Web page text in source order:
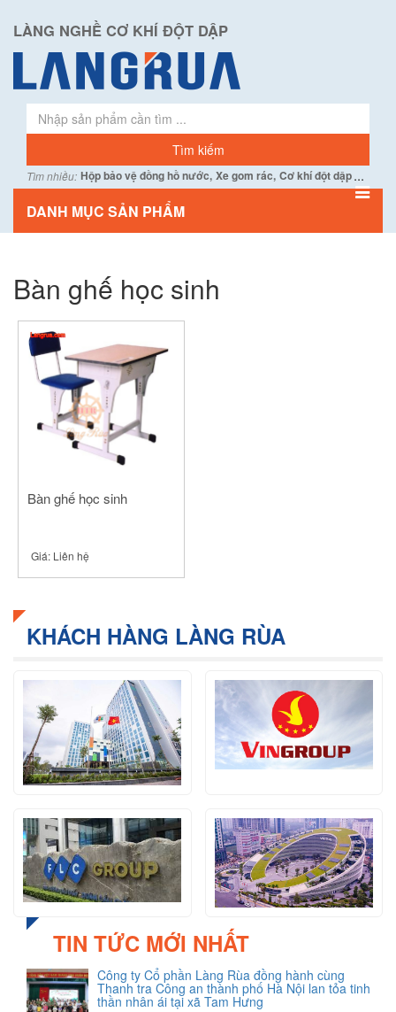
LÀNG NGHỀ CƠ KHÍ ĐỘT DẬP
Tìm nhiều: Hộp bảo vệ đồng hồ nước, Xe gom rác, Cơ khí đột dập...
DANH MỤC SẢN PHẨM
Bàn ghế học sinh
Bàn ghế học sinh
Giá: Liên hệ
KHÁCH HÀNG LÀNG RÙA
TIN TỨC MỚI NHẤT
Công ty Cổ phần Làng Rùa đồng hành cùng
Thanh tra Công an thành phố Hà Nội lan tỏa tinh
thần nhân ái tại xã Tam Hưng